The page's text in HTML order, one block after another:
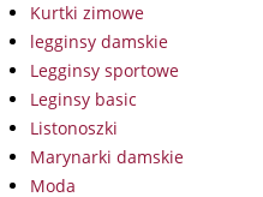
Kurtki zimowe
legginsy damskie
Legginsy sportowe
Leginsy basic
Listonoszki
Marynarki damskie
Moda